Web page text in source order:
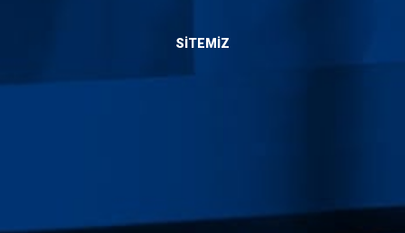
SITEMIZ